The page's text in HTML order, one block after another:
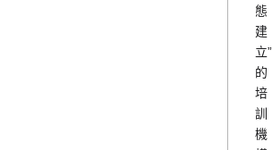
態
建
立”
的
培
訓
機